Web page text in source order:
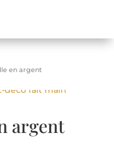
en argent
argent